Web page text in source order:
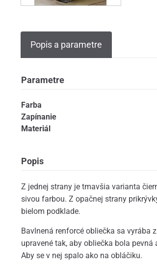
Popis a parametre
Parametre
Farba
Zapínanie
Materiál
Popis
Z jednej strany je tmavšia varianta
sivou farbou. Z opačnej strany
bielom podklade.
Bavlnená renforcé obliečka sa vyrába
upravené tak, aby obliečka bola
Aby se v nej spalo ako na obláčiku.